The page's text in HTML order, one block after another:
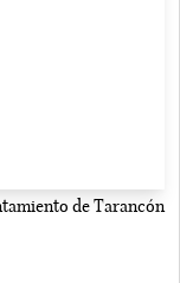
de Tarancón